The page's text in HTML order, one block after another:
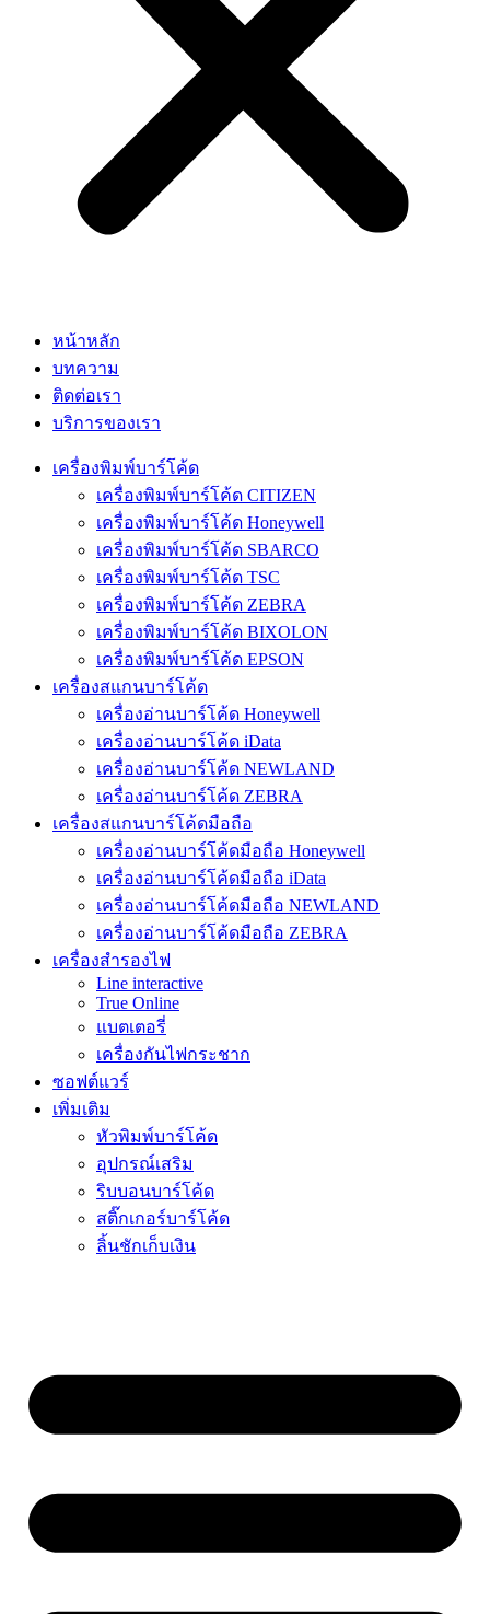
หน้าหลัก
บทความ
ติดต่อเรา
บริการของเรา
เครื่องพิมพ์บาร์โค้ด
เครื่องพิมพ์บาร์โค้ด CITIZEN
เครื่องพิมพ์บาร์โค้ด Honeywell
เครื่องพิมพ์บาร์โค้ด SBARCO
เครื่องพิมพ์บาร์โค้ด TSC
เครื่องพิมพ์บาร์โค้ด ZEBRA
เครื่องพิมพ์บาร์โค้ด BIXOLON
เครื่องพิมพ์บาร์โค้ด EPSON
เครื่องสแกนบาร์โค้ด
เครื่องอ่านบาร์โค้ด Honeywell
เครื่องอ่านบาร์โค้ด iData
เครื่องอ่านบาร์โค้ด NEWLAND
เครื่องอ่านบาร์โค้ด ZEBRA
เครื่องสแกนบาร์โค้ดมือถือ
เครื่องอ่านบาร์โค้ดมือถือ Honeywell
เครื่องอ่านบาร์โค้ดมือถือ iData
เครื่องอ่านบาร์โค้ดมือถือ NEWLAND
เครื่องอ่านบาร์โค้ดมือถือ ZEBRA
เครื่องสำรองไฟ
Line interactive
True Online
แบตเตอรี่
เครื่องกันไฟกระชาก
ซอฟต์แวร์
เพิ่มเติม
หัวพิมพ์บาร์โค้ด
อุปกรณ์เสริม
ริบบอนบาร์โค้ด
สติ๊กเกอร์บาร์โค้ด
ลิ้นชักเก็บเงิน